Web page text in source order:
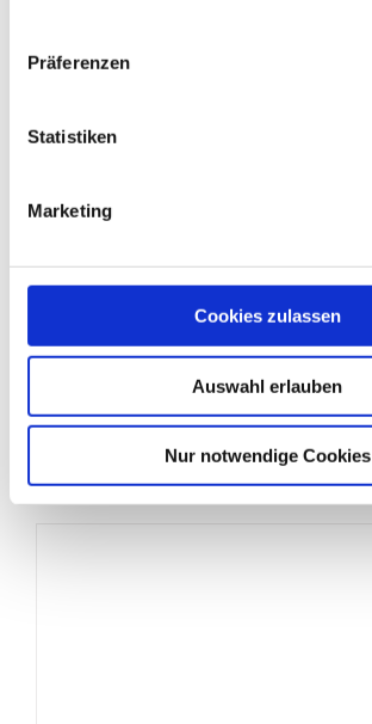
Präferenzen
Statistiken
Marketing
Cookies zulassen
Auswahl erlauben
Nur notwendige Cookies
Zaunschloss